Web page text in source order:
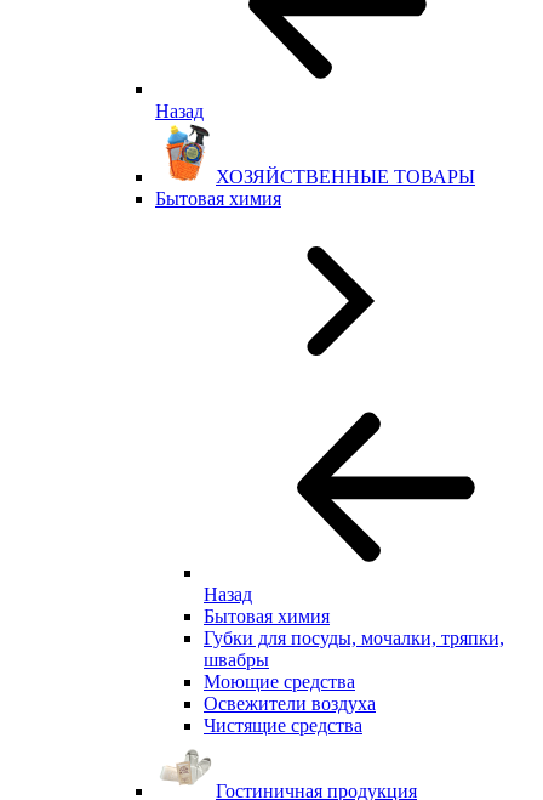
Назад
ХОЗЯЙСТВЕННЫЕ ТОВАРЫ
Бытовая химия
Назад
Бытовая химия
Губки для посуды, мочалки, тряпки,
швабры
Моющие средства
Освежители воздуха
Чистящие средства
Гостиничная продукция